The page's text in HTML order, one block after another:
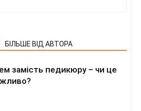
БІЛЬШЕ ВІД АВТОРА
замість педикюру – чи це